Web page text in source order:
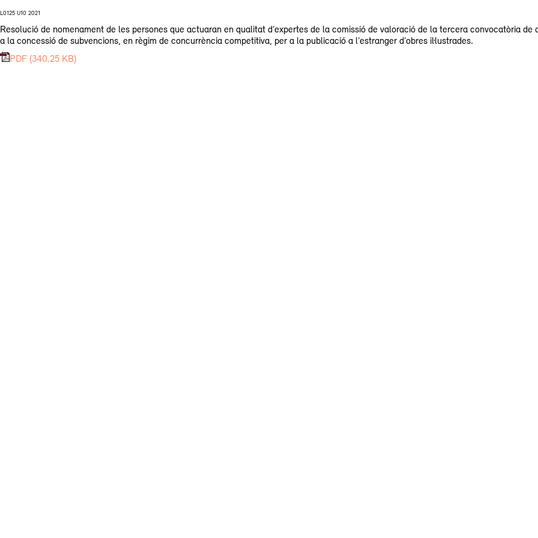
L0125 U10 2021
Resolució de nomenament de les persones que actuaran en qualitat d’expertes de la comissió de valoració de la tercera convocatòria
a la concessió de subvencions, en règim de concurrència competitiva, per a la publicació a l’estranger d’obres il·lustrades.
PDF (340.25 KB)